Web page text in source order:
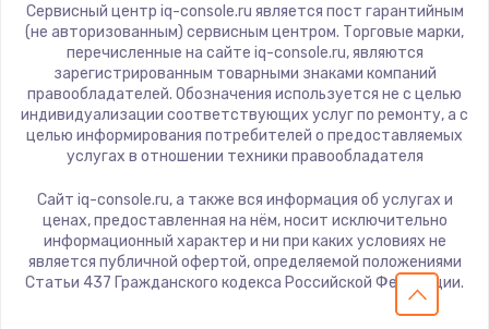
Замена сигнальной лампы
1200 руб.
Заказать
Замена системной платы
Заказать
Замена температурного датчика
Сервисный центр iq-console.ru является пост гарантийным
(не авторизованным) сервисным центром. Торговые марки,
перечисленные на сайте iq-console.ru, являются
зарегистрированным товарными знаками компаний
правообладателей. Обозначения используется не с целью
индивидуализации соответствующих услуг по ремонту, а с
целью информирования потребителей о предоставляемых
услугах в отношении техники правообладателя
Сайт iq-console.ru, а также вся информация об услугах и
ценах, предоставленная на нём, носит исключительно
информационный характер и ни при каких условиях не
является публичной офертой, определяемой положениями
Статьи 437 Гражданского кодекса Российской Федерации.